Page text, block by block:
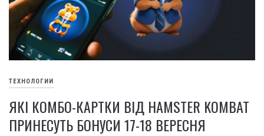
ТЕХНОЛОГИИ
ЯКІ КОМБО-КАРТКИ ВІД HAMSTER KOMBAT
ПРИНЕСУТЬ БОНУСИ 17-18 ВЕРЕСНЯ